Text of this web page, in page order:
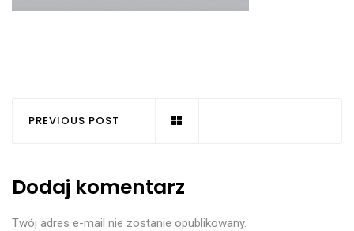
PREVIOUS POST
Dodaj komentarz
Twój adres e-mail nie zostanie opublikowany.